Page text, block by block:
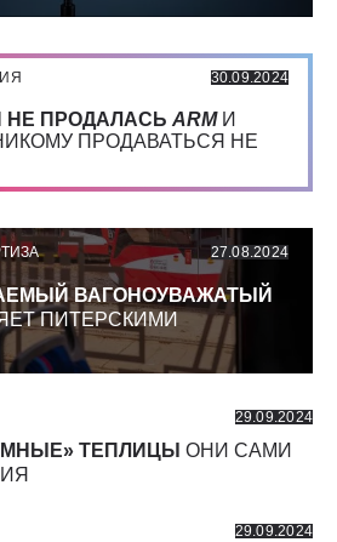
30.09.2024
НЕ ПРОДАЛАСЬ ARMИ
ПРОДАВАТЬСЯ НЕ
27.08.2024
ВАГОНОУВАЖАТЫЙ
ПИТЕРСКИМИ
29.09.2024
ТЕПЛИЦЫ ОНИ САМИ
29.09.2024